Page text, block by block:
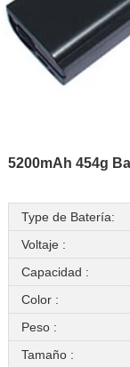
5200mAh 454g
Type de Batería:
Voltaje :
Capacidad :
Color :
Peso :
Tamaño :